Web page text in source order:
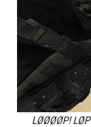
LØØØØP! LØP